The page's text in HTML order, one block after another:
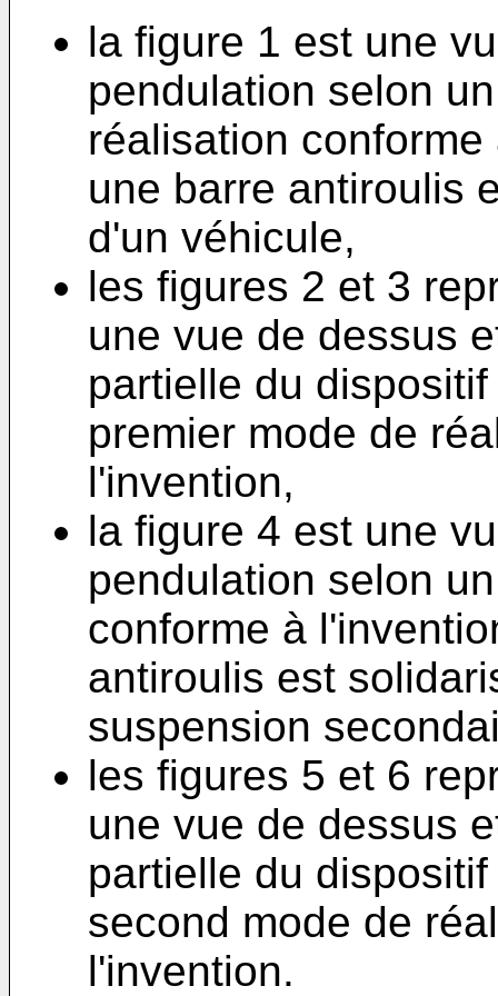
la figure 1 est une
pendulation selon
réalisation
une barre antiroulis
d'un véhicule,
les figures 2 et 3
une vue de dessus
partielle du
premier mode de
l'invention,
la figure 4 est une
pendulation selon
conforme à
antiroulis est
suspension
les figures 5 et 6
une vue de dessus
partielle du
second mode de
l'invention.